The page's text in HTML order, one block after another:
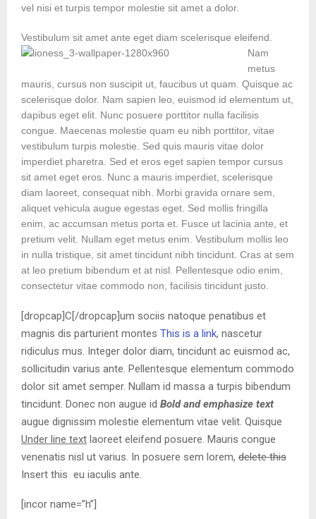
vel nisi et turpis tempor molestie sit amet a dolor.
Vestibulum sit amet ante eget diam scelerisque eleifend.
Nam
metus
mauris, cursus non suscipit ut, faucibus ut quam. Quisque ac
scelerisque dolor. Nam sapien leo, euismod id elementum ut,
dapibus eget elit. Nunc posuere porttitor nulla facilisis
congue. Maecenas molestie quam eu nibh porttitor, vitae
vestibulum turpis molestie. Sed quis mauris vitae dolor
imperdiet pharetra. Sed et eros eget sapien tempor cursus
sit amet eget eros. Nunc a mauris imperdiet, scelerisque
diam laoreet, consequat nibh. Morbi gravida ornare sem,
aliquet vehicula augue egestas eget. Sed mollis fringilla
enim, ac accumsan metus porta et. Fusce ut lacinia ante, et
pretium velit. Nullam eget metus enim. Vestibulum mollis leo
in nulla tristique, sit amet tincidunt nibh tincidunt. Cras at sem
at leo pretium bibendum et at nisl. Pellentesque odio enim,
consectetur vitae commodo non, facilisis tincidunt justo.
[dropcap]C[/dropcap]um sociis natoque penatibus et
magnis dis parturient montes This is a link, nascetur
ridiculus mus. Integer dolor diam, tincidunt ac euismod ac,
sollicitudin varius ante. Pellentesque elementum commodo
dolor sit amet semper. Nullam id massa a turpis bibendum
tincidunt. Donec non augue id Bold and emphasize text
augue dignissim molestie elementum vitae velit. Quisque
Under line text laoreet eleifend posuere. Mauris congue
venenatis nisl ut varius. In posuere sem lorem, delete this
Insert this eu iaculis ante.
[incor name=”h”]